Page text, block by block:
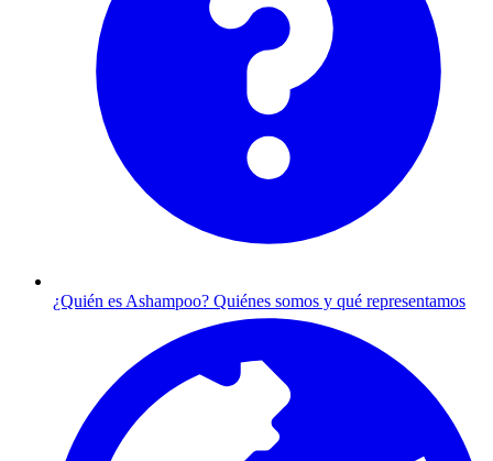
¿Quién es Ashampoo? Quiénes somos y qué representamos